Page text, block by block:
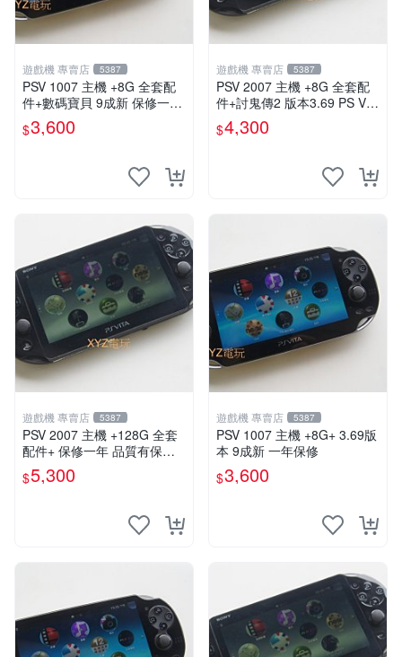
遊戲機 專賣店 5387
PSV 1007 主機 +8G 全套配
件+數碼寶貝 9成新 保修一年
品質有保障 psvita
$3,600
遊戲機 專賣店 5387
PSV 2007 主機 +8G 全套配
件+討鬼傳2 版本3.69 PS Vita
$4,300
遊戲機 專賣店 5387
PSV 2007 主機 +128G 全套
配件+ 保修一年 品質有保障 p
s vita 改好直下直玩
$5,300
遊戲機 專賣店 5387
PSV 1007 主機 +8G+ 3.69版
本 9成新 一年保修
$3,600